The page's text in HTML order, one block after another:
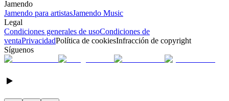
Jamendo
Jamendo para artistasJamendo Music
Legal
Condiciones generales de usoCondiciones de
ventaPrivacidadPolítica de cookiesInfracción de copyright
Síguenos